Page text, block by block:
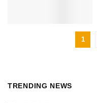
1
TRENDING NEWS